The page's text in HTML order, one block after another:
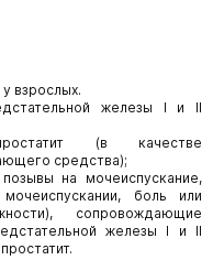
взрослых.
железы I и II
(в качестве
средства);
на мочеиспускание,
боль или
сопровождающие
железы I и II